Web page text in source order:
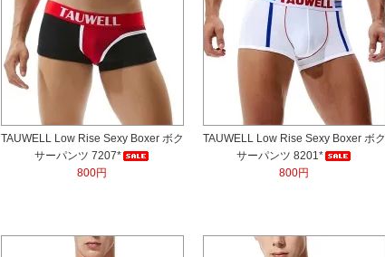
TAUWELL Low Rise Sexy Boxer ボク
サーパンツ 7207*
800円
TAUWELL Low Rise Sexy Boxer ボク
サーパンツ 8201*
800円